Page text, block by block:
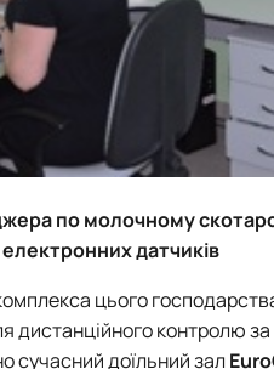
по молочному
датчиків
цього
дистанційного контролю за
сучасний доїльний зал